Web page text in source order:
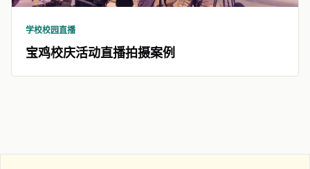
学校校园直播
宝鸡校庆活动直播拍摄案例